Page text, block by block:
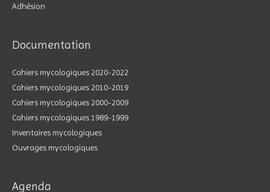
Adhésion
Documentation
Cahiers mycologiques 2020-2022
Cahiers mycologiques 2010-2019
Cahiers mycologiques 2000-2009
Cahiers mycologiques 1989-1999
Inventaires mycologiques
Ouvrages mycologiques
Agenda